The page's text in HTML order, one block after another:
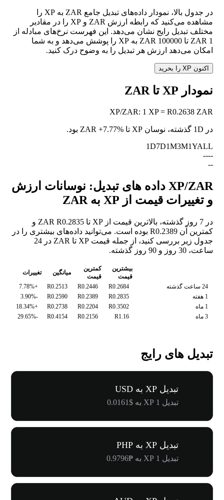
در جدول بالا، نمودار داده‌های تبدیل جامع ZAR به XP را
مشاهده می‌کنید که رابطه ارزش ZAR و XP را در مقادیر
مختلف تبدیل رایج نشان می‌دهد. این فهرست نرخ‌های مبادله از
1 ZAR تا 100000 ZAR به XP را پوشش می‌دهد و به شما
امکان می‌دهد ارزش هر تبدیل را به وضوح درک کنید.
اکنون XP را بخرید
نمودار XP تا ZAR
XP/ZAR: 1 XP = R0.2638 ZAR
در 1D گذشته، نوسان XP تا ZAR +7.77%
بود.
1D7D1M3M1YALL
--
--
--
XP/ZAR داده های تبدیل: نوسانات ارزش
و تغییرات قیمت از XP به ZAR
در 7 روز گذشته، بالاترین قیمت از XP تا ZAR R0.2835 و
کمترین آن R0.2389 بوده است. می‌توانید داده‌های بیشتری را در
جدول زیر بررسی کنید، از جمله قیمت XP تا ZAR در 24
ساعت، 30 روز و 90 روز گذشته.
بیشترین
قیمت
کمترین
قیمت
میانگین
تغییرات
24 ساعت گذشته
R0.2684
R0.2446
R0.2513
+7.78%
1 هفته
R0.2835
R0.2389
R0.2590
-3.90%
1 ماه
R0.3502
R0.2204
R0.2738
+18.34%
3 ماه
R1.16
R0.2156
R0.4154
-29.65%
تبدیل های رایج
تبدیل XP به USD
تبدیل 1 XP به $0.0161
تبدیل XP به PHP
تبدیل 1 XP به ₱0.9796